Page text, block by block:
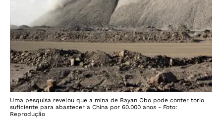
Uma pesquisa revelou que a mina de Bayan Obo pode conter tório
suficiente para abastecer a China por 60.000 anos - Foto:
Reprodução